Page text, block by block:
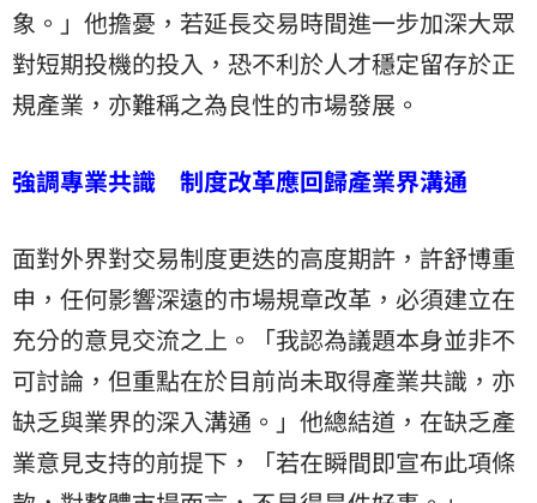
象。」他擔憂，若延長交易時間進一步加深大眾
對短期投機的投入，恐不利於人才穩定留存於正
規產業，亦難稱之為良性的市場發展。
強調專業共識 制度改革應回歸產業界溝通
面對外界對交易制度更迭的高度期許，許舒博重
申，任何影響深遠的市場規章改革，必須建立在
充分的意見交流之上。「我認為議題本身並非不
可討論，但重點在於目前尚未取得產業共識，亦
缺乏與業界的深入溝通。」他總結道，在缺乏產
業意見支持的前提下，「若在瞬間即宣布此項條